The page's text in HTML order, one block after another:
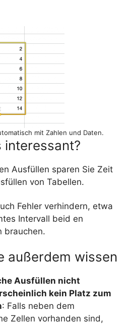
mit Zahlen und Daten.
interessant?
Ausfüllen sparen Sie Zeit
von Tabellen.
Fehler verhindern, etwa
Intervall beid en
brauchen.
außerdem wissen
Ausfüllen nicht
kein Platz zum
: Falls neben dem
Zellen vorhanden sind,